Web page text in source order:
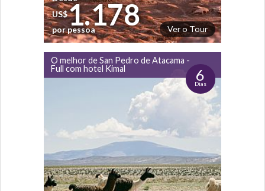
Ver o Tour
US$1.178
por pessoa
O melhor de San Pedro de Atacama -
Full com hotel Kimal
6
Dias